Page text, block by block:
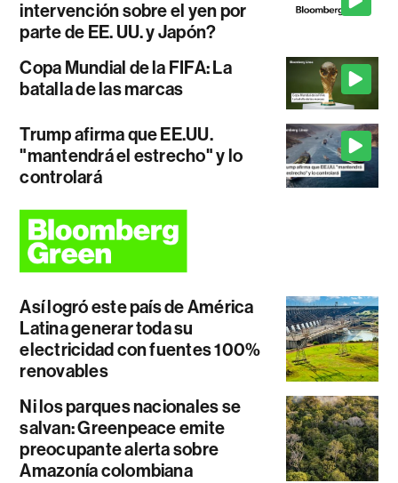
intervención sobre el yen por
parte de EE. UU. y Japón?
Copa Mundial de la FIFA: La
batalla de las marcas
Trump afirma que EE.UU.
"mantendrá el estrecho" y lo
controlará
Así logró este país de América
Latina generar toda su
electricidad con fuentes 100%
renovables
Ni los parques nacionales se
salvan: Greenpeace emite
preocupante alerta sobre
Amazonía colombiana